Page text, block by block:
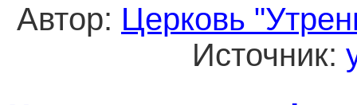
Автор: Церковь
Источник: